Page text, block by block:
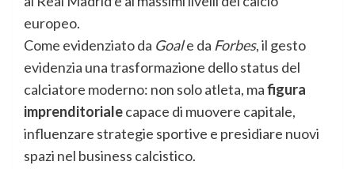
europeo.
Come evidenziato da Goale da Forbes, il gesto
evidenzia una trasformazione dello status del
calciatore moderno: non solo atleta, mafigura
imprenditorialecapace di muovere capitale,
influenzare strategie sportive e presidiare nuovi
spazi nel business calcistico.